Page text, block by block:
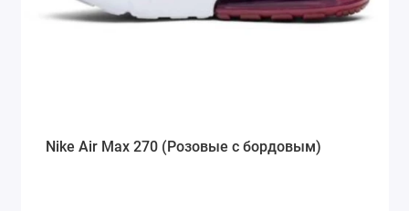
Nike Air Max 270 (Розовые с бордовым)